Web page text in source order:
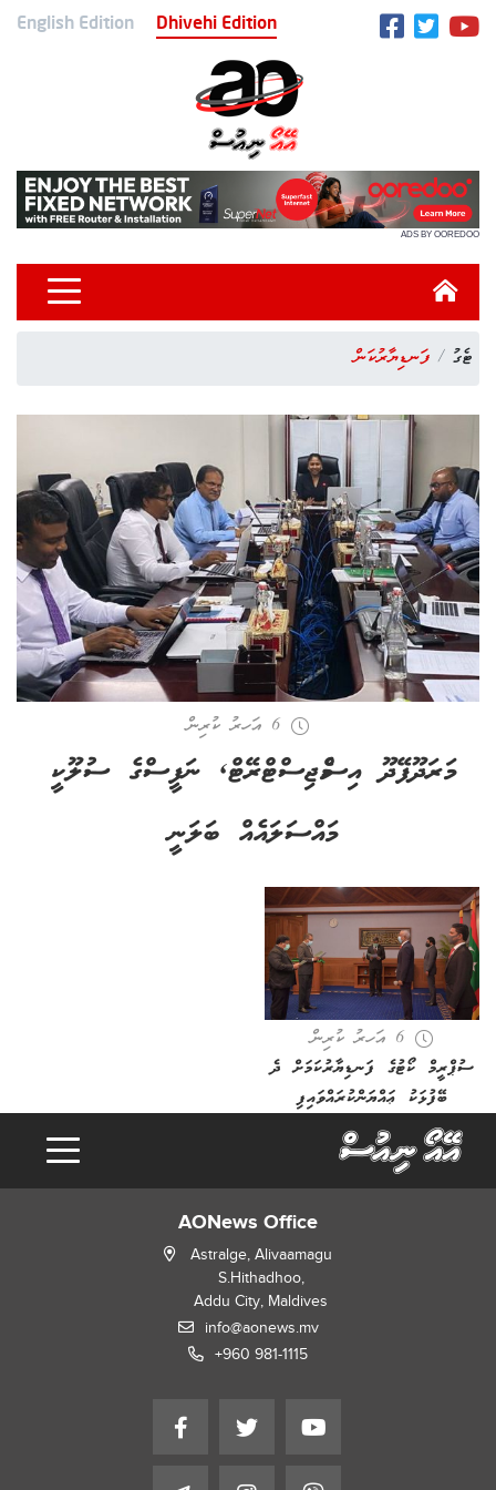
English Edition Dhivehi Edition
ADS BY OOREDOO
ޓެގު ފަނޑިޔާރުކަން
6 އަހރު ކުރިން
މަރަދޫފޭދޫ އިސްމެޖިސްޓްރޭޓް, ނަފީސްގެ ސުލޫކީ
މައްސަލައެއް ބަލަނީ
6 އަހރު ކުރިން
ސުޕްރީމް ކޯޓުގެ ފަނޑިޔާރުކަމަށް ދެ
ބޭފުޅަކު ޢައްޔަންކުރައްވައިފި
AONews Office
Astralge, Alivaamagu
S.Hithadhoo,
Addu City, Maldives
info@aonews.mv
+960 981-1115